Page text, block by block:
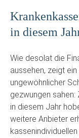
in diesem
Wie desolat die
aussehen, zeigt
ungewöhnlicher
gezwungen sahen:
in diesem Jahr
weitere Anbieter